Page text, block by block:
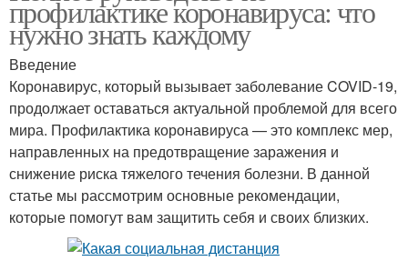
профилактике коронавируса: что
нужно знать каждому
Введение
Коронавирус, который вызывает заболевание COVID-19,
продолжает оставаться актуальной проблемой для всего
мира. Профилактика коронавируса — это комплекс мер,
направленных на предотвращение заражения и
снижение риска тяжелого течения болезни. В данной
статье мы рассмотрим основные рекомендации,
которые помогут вам защитить себя и своих близких.